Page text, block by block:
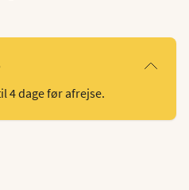
4 dage før afrejse.